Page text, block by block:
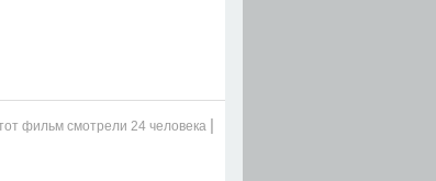
фильм смотрели 24 человека |